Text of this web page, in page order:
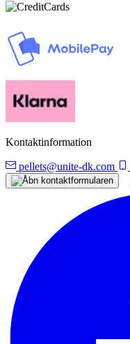
Kontaktinformation
pellets@unite-dk.com